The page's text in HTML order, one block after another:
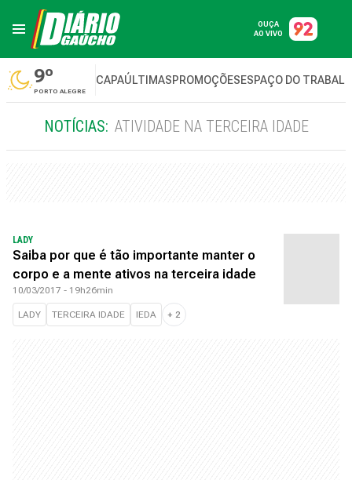
OUÇA
AO VIVO
9º
PORTO ALEGRE
CAPAÚLTIMASPROMOÇÕESESPAÇO DO
NOTÍCIAS: ATIVIDADE NA TERCEIRA IDADE
LADY
Saiba por que é tão importante manter o
corpo e a mente ativos na terceira idade
10/03/2017 - 19h26min
LADY TERCEIRA IDADE IEDA + 2